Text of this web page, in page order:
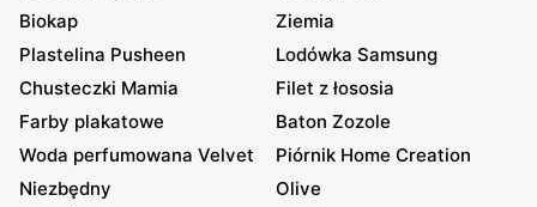
Biokap
Ziemia
Plastelina Pusheen
Lodówka Samsung
Chusteczki Mamia
Filet z łososia
Farby plakatowe
Baton Zozole
Woda perfumowana Velvet
Piórnik Home Creation
Niezbędny
Olive